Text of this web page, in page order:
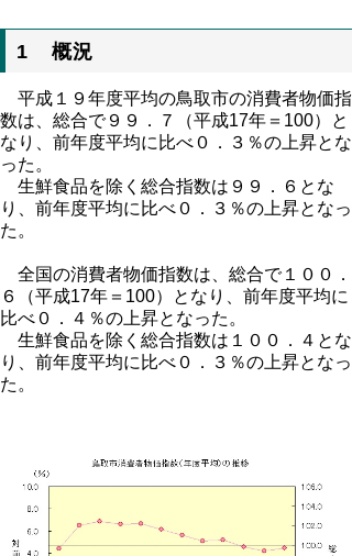
1 概況
平成１９年度平均の鳥取市の消費者物価指
数は、総合で９９．７（平成17年＝100）と
なり、前年度平均に比べ０．３％の上昇とな
った。
生鮮食品を除く総合指数は９９．６とな
り、前年度平均に比べ０．３％の上昇となっ
た。
全国の消費者物価指数は、総合で１００．
６（平成17年＝100）となり、前年度平均に
比べ０．４％の上昇となった。
生鮮食品を除く総合指数は１００．４とな
り、前年度平均に比べ０．３％の上昇となっ
た。